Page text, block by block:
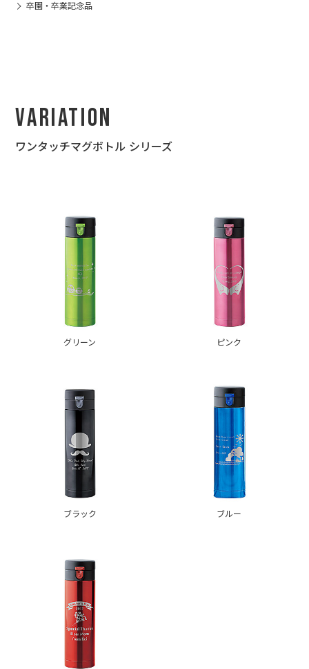
卒園・卒業記念品
Variation
ワンタッチマグボトル シリーズ
グリーン ピンク
ブラック ブルー